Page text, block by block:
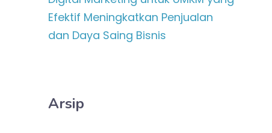
Efektif Meningkatkan Penjualan
dan Daya Saing Bisnis
Arsip